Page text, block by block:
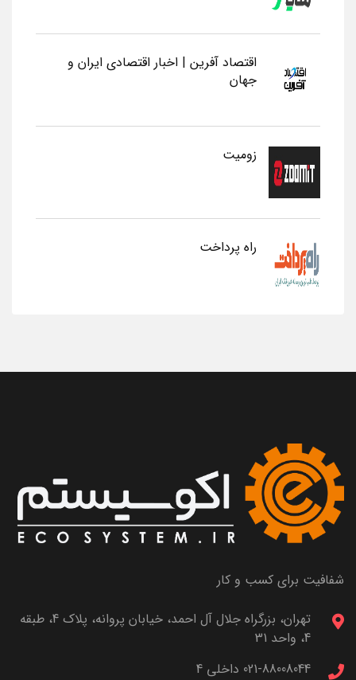
اقتصاد آفرین | اخبار اقتصادی ایران و
جهان
زومیت
راه پرداخت
شفافیت برای کسب و کار
تهران، بزرگراه جلال آل احمد، خیابان پروانه، پلاک 4، طبقه
4، واحد 31
021-88008044 داخلی 4